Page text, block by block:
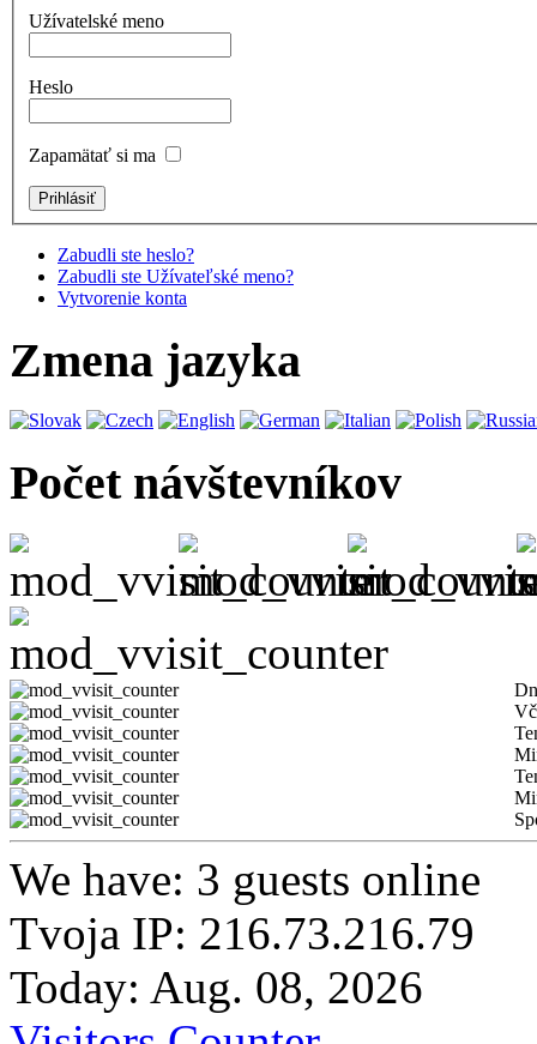
Užívatelské meno
Heslo
Zapamätať si ma
Zabudli ste heslo?
Zabudli ste Užívateľské meno?
Vytvorenie konta
Zmena jazyka
Počet návštevníkov
We have: 3 guests online
Tvoja IP: 216.73.216.79
Today: Aug. 08, 2026